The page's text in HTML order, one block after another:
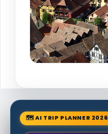
🗺 AI TRIP PLANNER 2026